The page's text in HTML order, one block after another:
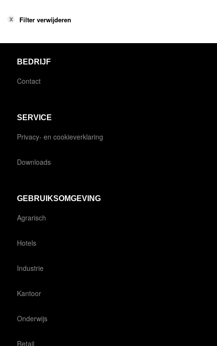
Filter verwijderen
BEDRIJF
Contact
SERVICE
Privacy- en cookieverklaring
Downloads
GEBRUIKSOMGEVING
Agrarisch
Hotels
Industrie
Kantoor
Onderwijs
Retail